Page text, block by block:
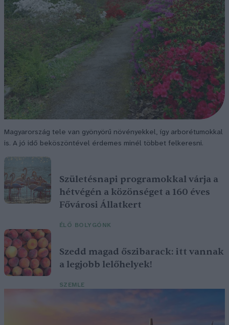
Magyarország tele van gyönyörű növényekkel, így arborétumokkal
is. A jó idő beköszöntével érdemes minél többet felkeresni.
Születésnapi programokkal várja a
hétvégén a közönséget a 160 éves
Fővárosi Állatkert
ÉLŐ BOLYGÓNK
Szedd magad őszibarack: itt vannak
a legjobb lelőhelyek!
SZEMLE